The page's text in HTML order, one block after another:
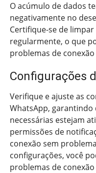
O acúmulo de dados
negativamente no
Certifique-se de
regularmente, o que
problemas de
Configurações
Verifique e ajuste as
WhatsApp, garantindo
necessárias estejam
permissões de
conexão sem
configurações, você
problemas de